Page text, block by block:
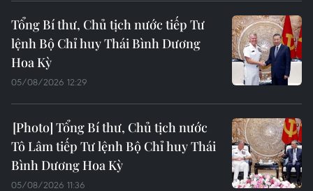
Tổng Bí thư, Chủ tịch nước tiếp Tư
lệnh Bộ Chỉ huy Thái Bình Dương
Hoa Kỳ
05/08/2026 12:29
Tổng Bí thư, Chủ tịch nước
Tô Lâm tiếp Tư lệnh Bộ Chỉ huy Thái
Bình Dương Hoa Kỳ
05/08/2026 11:36